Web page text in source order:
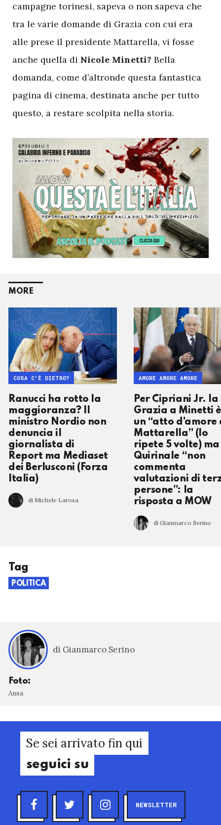
campagne torinesi, sapeva o non sapeva che
tra le varie domande di Grazia con cui era
alle prese il presidente Mattarella, vi fosse
anche quella di Nicole Minetti? Bella
domanda, come d’altronde questa fantastica
pagina di cinema, destinata anche per tutto
questo, a restare scolpita nella storia.
MORE
Ranucci ha rotto la
maggioranza? Il
ministro Nordio non
denuncia il
giornalista di
Report ma Mediaset
dei Berlusconi (Forza
Italia)
di Michele Larosa
COSA C'È DIETRO?
Per Cipriani Jr. la
Grazia a Minetti è
un “atto d’amore
Mattarella” (lo
ripete 5 volte)
Quirinale “non
commenta
valutazioni di
persone”: la
risposta a MOW
di Gianmarco Serino
AMORE AMORE AMORE
Tag
POLITICA
di Gianmarco Serino
Foto:
Ansa
Se sei arrivato fin qui
seguici su
NEWSLETTER